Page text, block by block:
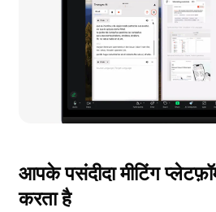
आपके पसंदीदा मीटिंग
करता है